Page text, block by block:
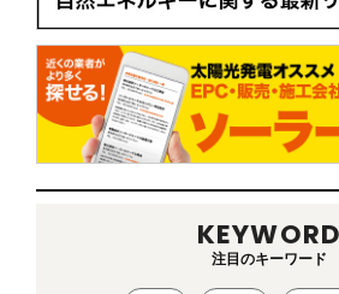
KEYWORD
注目のキーワード